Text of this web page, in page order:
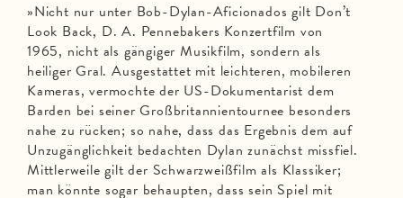
»Nicht nur unter Bob-Dylan-Aficionados gilt Don’t
Look Back, D. A. Pennebakers Konzertfilm von
1965, nicht als gängiger Musikfilm, sondern als
heiliger Gral. Ausgestattet mit leichteren, mobileren
Kameras, vermochte der US-Dokumentarist dem
Barden bei seiner Großbritannientournee besonders
nahe zu rücken; so nahe, dass das Ergebnis dem auf
Unzugänglichkeit bedachten Dylan zunächst missfiel.
Mittlerweile gilt der Schwarzweißfilm als Klassiker;
man könnte sogar behaupten, dass sein Spiel mit